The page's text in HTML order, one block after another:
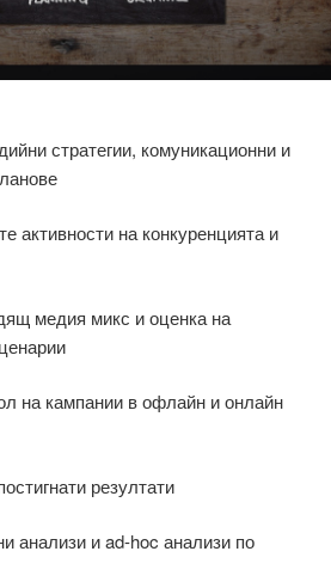
стратегии, комуникационни и
активности на конкуренцията и
медия микс и оценка на
на кампании в офлайн и онлайн
резултати
анализи и ad-hoc анализи по